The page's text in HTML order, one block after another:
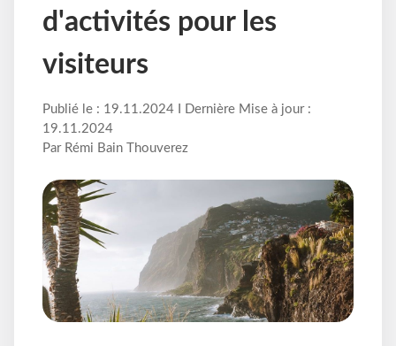
d'activités pour les
visiteurs
Publié le : 19.11.2024 I Dernière Mise à jour :
19.11.2024
Par Rémi Bain Thouverez